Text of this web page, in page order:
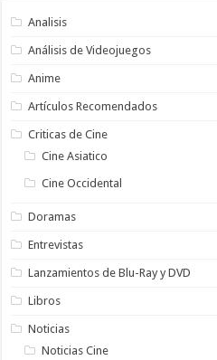
Analisis
Análisis de Videojuegos
Anime
Artículos Recomendados
Criticas de Cine
Cine Asiatico
Cine Occidental
Doramas
Entrevistas
Lanzamientos de Blu-Ray y DVD
Libros
Noticias
Noticias Cine